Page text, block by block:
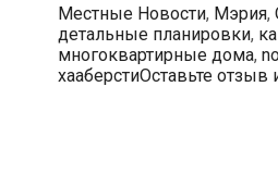
собирают
подписи
под
письмом
Рубрики
Местные Новости, Мэрия,
детальные планировки,
многоквартирные дома,
хааберстиОставьте отзыв